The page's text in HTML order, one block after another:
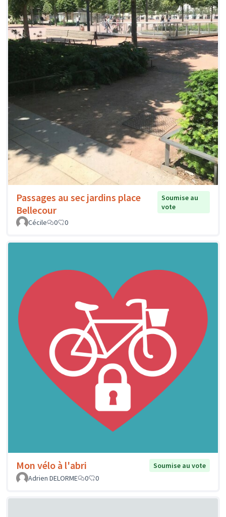
Passages au sec jardins place
Bellecour
Soumise au
vote
Cécile
0 0
Mon vélo à l'abri
Soumise au vote
Adrien DELORME
0 0